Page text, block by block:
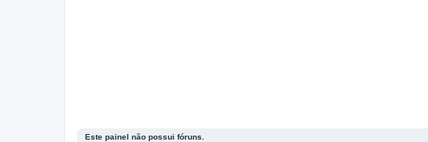
Este painel não possui fóruns.